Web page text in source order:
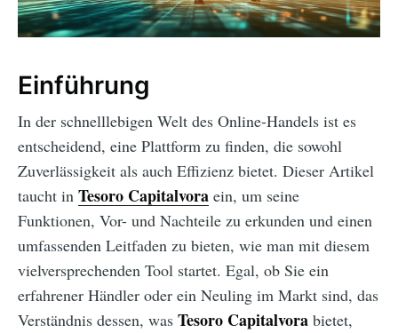
Einführung
In der schnelllebigen Welt des Online-Handels ist es
entscheidend, eine Plattform zu finden, die sowohl
Zuverlässigkeit als auch Effizienz bietet. Dieser Artikel
taucht in Tesoro Capitalvora ein, um seine
Funktionen, Vor- und Nachteile zu erkunden und einen
umfassenden Leitfaden zu bieten, wie man mit diesem
vielversprechenden Tool startet. Egal, ob Sie ein
erfahrener Händler oder ein Neuling im Markt sind, das
Verständnis dessen, was Tesoro Capitalvora bietet,